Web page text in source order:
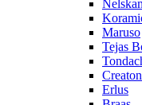
Maruso
Tejas
Creaton
Erlus